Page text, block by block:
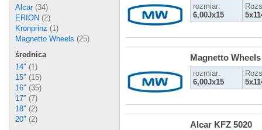
Alcar(34)
ERION (2)
Kronprinz (1)
Magnetto Wheels (25)
średnica
14″ (1)
15″ (15)
16″ (35)
17″ (7)
18″ (2)
20″ (2)
rozmiar:
6,00Jx15
Magnetto
rozmiar:
6,00Jx15
Alcar KFZ 5020